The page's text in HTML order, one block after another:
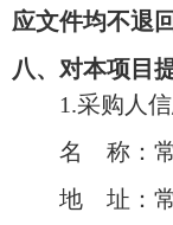
应文件均不退回
八、对本项目
1.采购人
名
称：
地
址：